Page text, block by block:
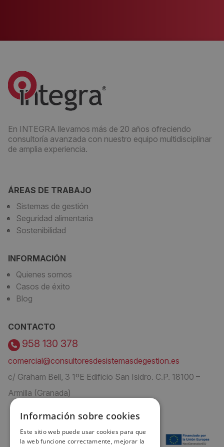
En INTEGRA llevamos más de 20 años ofreciendo
consultoría avanzada con nuestro equipo multidisciplinar
de amplia experiencia.
ÁREAS DE TRABAJO
Sistemas de gestión
Seguridad alimentaria
Sostenibilidad
INFORMACIÓN
Quienes somos
Casos de éxito
Blog
CONTACTO
958 130 378
comercial@consultoresdesistemasdegestion.es
c/ Graham Bell, 3 1ºE Edificio San Isidro. C.P. 18100 –
Armilla (Granada)
Información sobre cookies
Este sitio web puede usar cookies para que
la web funcione correctamente, mejorar la